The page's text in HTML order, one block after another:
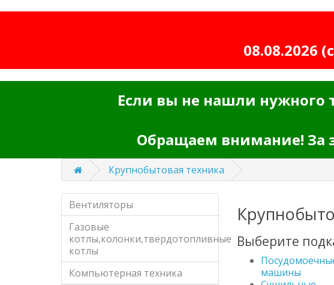
08.08.2026
Если вы не нашли нужного
Обращаем внимание! За
Крупнобытовая техника
Вентиляторы
Газовые
котлы,колонки,твердотопливные
котлы
Компьютерная техника
Выберите
машины